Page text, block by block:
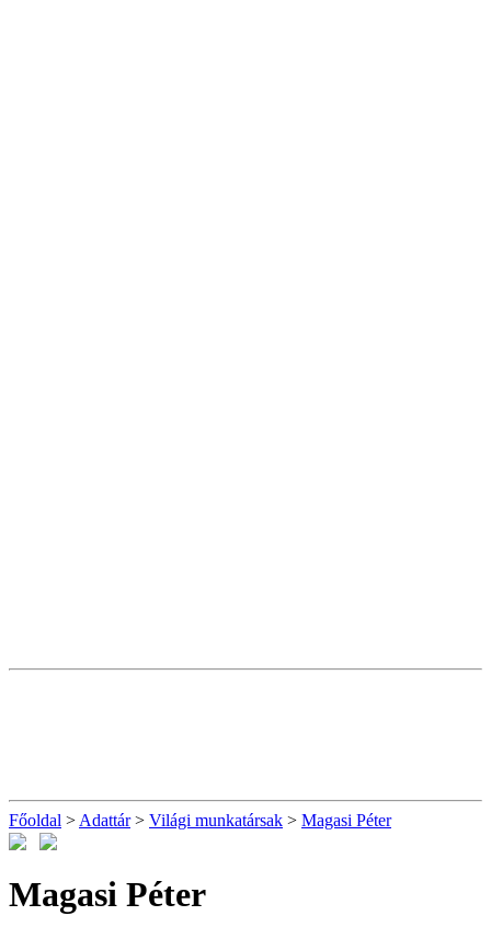
Főoldal > Adattár> Világi munkatársak > Magasi Péter
Magasi Péter